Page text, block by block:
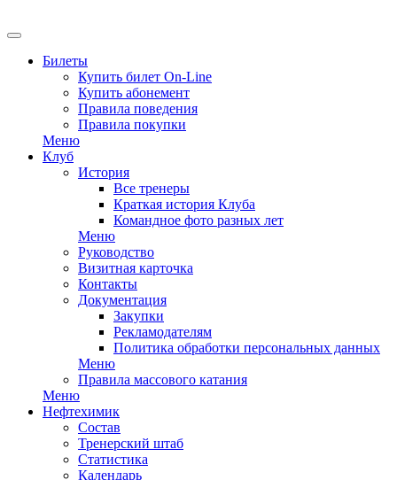
Билеты
Купить билет On-Line
Купить абонемент
Правила поведения
Правила покупки
Меню
Клуб
История
Все тренеры
Краткая история Клуба
Командное фото разных лет
Меню
Руководство
Визитная карточка
Контакты
Документация
Закупки
Рекламодателям
Политика обработки персональных данных
Меню
Правила массового катания
Меню
Нефтехимик
Состав
Тренерский штаб
Статистика
Календарь